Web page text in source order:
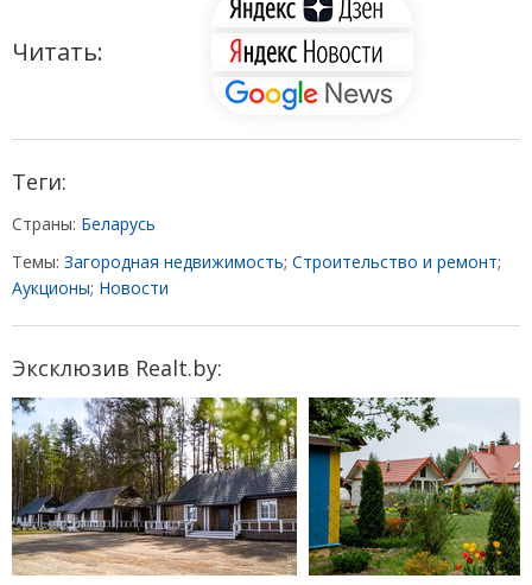
Читать:
Теги:
Страны: Беларусь
Темы: Загородная недвижимость; Строительство и ремонт;
Аукционы; Новости
Эксклюзив Realt.by: